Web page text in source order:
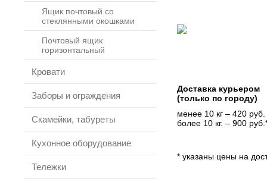
Ящик почтовый со
стеклянными окошками
Почтовый ящик
горизонтальный
Кровати
Заборы и ограждения
Скамейки, табуреты
Кухонное оборудование
Тележки
Доставка курьером
(только по городу)
менее 10 кг – 420 руб.
более 10 кг. – 900
* указаны цены на